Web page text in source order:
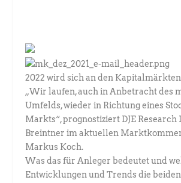
2022 wird sich an den
„Wir laufen, auch in Anbetracht des
Umfelds, wieder in Richtung eines
Markts“, prognostiziert DJE Research
Breintner im aktuellen
Markus Koch.
Was das für Anleger bedeutet und
Entwicklungen und Trends die